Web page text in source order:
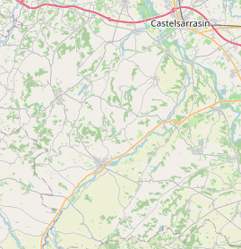
ARRIEN-EN-BETHMALE